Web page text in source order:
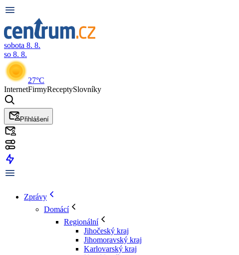
sobota 8. 8.
so 8. 8.
27°C
InternetFirmyReceptySlovníky
Přihlášení
Zprávy
Domácí
Regionální
Jihočeský kraj
Jihomoravský kraj
Karlovarský kraj